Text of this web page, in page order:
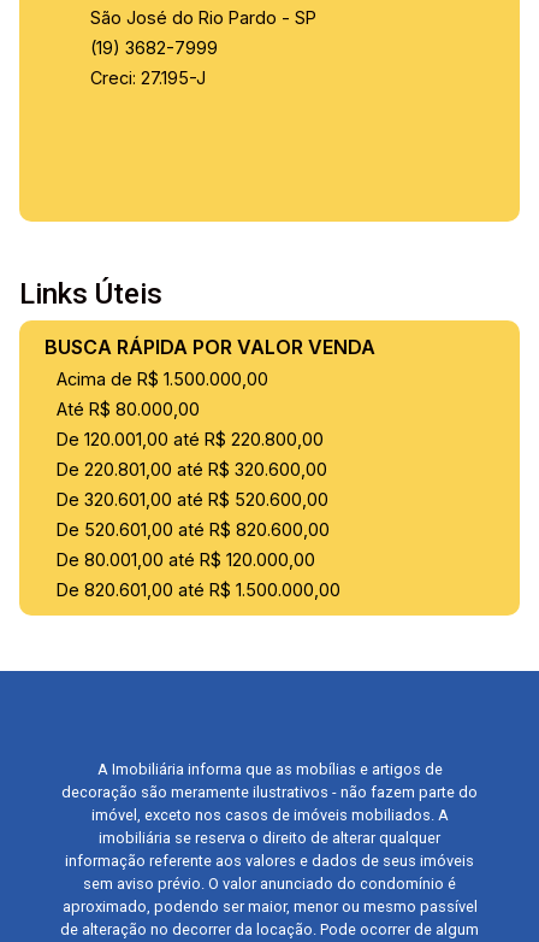
São José do Rio Pardo - SP
(19) 3682-7999
Creci: 27.195-J
Links Úteis
BUSCA RÁPIDA POR VALOR VENDA
Acima de R$ 1.500.000,00
Até R$ 80.000,00
De 120.001,00 até R$ 220.800,00
De 220.801,00 até R$ 320.600,00
De 320.601,00 até R$ 520.600,00
De 520.601,00 até R$ 820.600,00
De 80.001,00 até R$ 120.000,00
De 820.601,00 até R$ 1.500.000,00
A Imobiliária informa que as mobílias e artigos de
decoração são meramente ilustrativos - não fazem parte do
imóvel, exceto nos casos de imóveis mobiliados. A
imobiliária se reserva o direito de alterar qualquer
informação referente aos valores e dados de seus imóveis
sem aviso prévio. O valor anunciado do condomínio é
aproximado, podendo ser maior, menor ou mesmo passível
de alteração no decorrer da locação. Pode ocorrer de algum